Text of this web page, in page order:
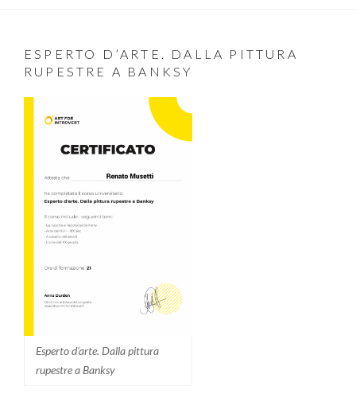
ESPERTO D’ARTE. DALLA PITTURA
RUPESTRE A BANKSY
Esperto d'arte. Dalla pittura
rupestre a Banksy